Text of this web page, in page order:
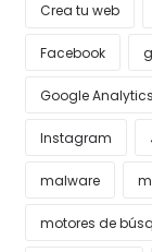
Crea tu web
Facebook
Google Analytics
Instagram
malware
motores de